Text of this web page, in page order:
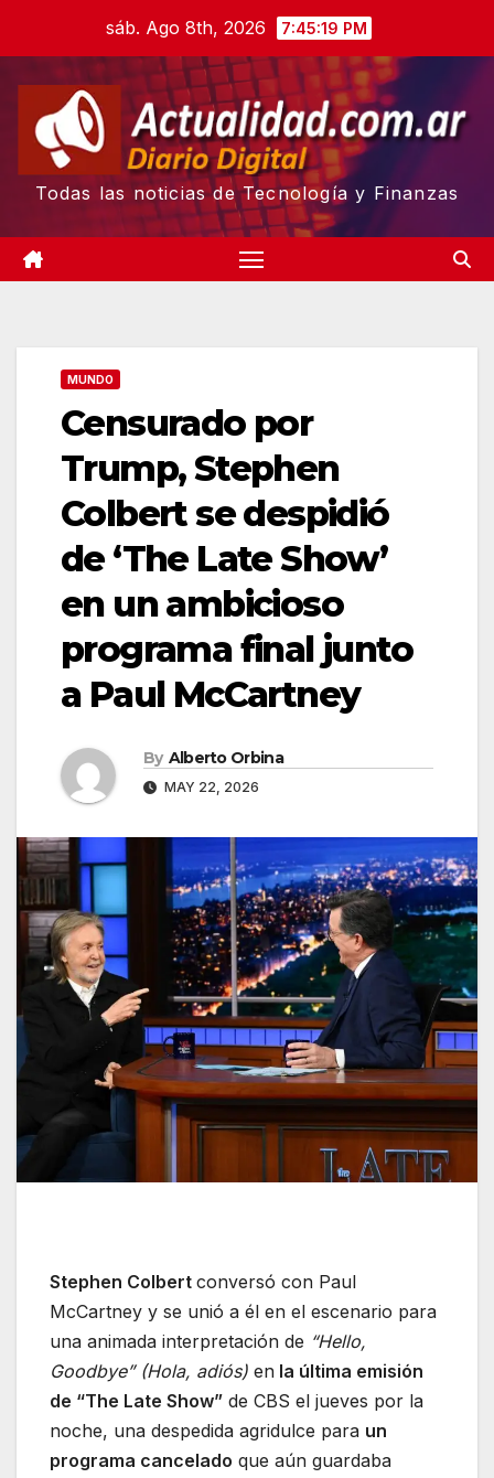
content
sáb. Ago 8th, 2026 7:45:21 PM
Todas las noticias de Tecnología y Finanzas
MUNDO
Censurado por
Trump, Stephen
Colbert se despidió
de ‘The Late Show’
en un ambicioso
programa final junto
a Paul McCartney
By Alberto Orbina
MAY 22, 2026
Stephen Colbert conversó con Paul
McCartney y se unió a él en el escenario para
una animada interpretación de “Hello,
Goodbye” (Hola, adiós) en la última emisión
de “The Late Show” de CBS el jueves por la
noche, una despedida agridulce para un
programa cancelado que aún guardaba